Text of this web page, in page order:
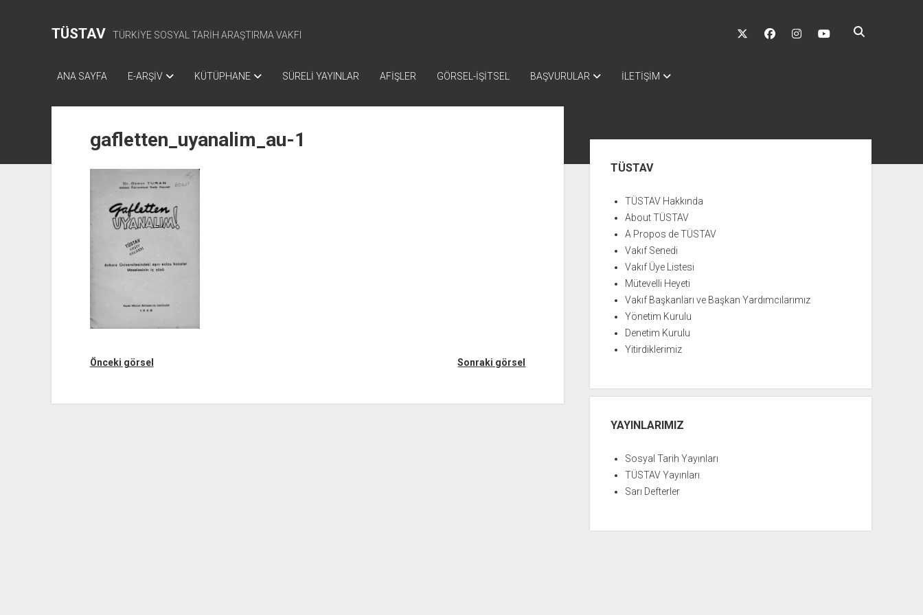
TÜSTAV TÜRKİYE SOSYAL TARİH ARAŞTIRMA VAKFI
twitter facebookinstagramyoutube
ANA SAYFA E-ARŞİV KÜTÜPHANE SÜRELİ YAYINLAR AFİŞLER GÖRSEL-İŞİTSEL BAŞVURULAR İLETİŞİM
gafletten_uyanalim_au-1
Önceki görsel Sonraki görsel
MenüTÜSTAV
TÜSTAV Hakkında
About TÜSTAV
A Propos de TÜSTAV
Vakıf Senedi
Vakıf Üye Listesi
Mütevelli Heyeti
Vakıf Başkanları ve Başkan Yardımcılarımız
Yönetim Kurulu
Denetim Kurulu
Yitirdiklerimiz
YAYINLARIMIZ
Sosyal Tarih Yayınları
TÜSTAV Yayınları
Sarı Defterler